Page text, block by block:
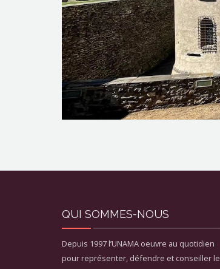
QUI SOMMES-NOUS
Depuis 1997 l’UNAMA oeuvre au quotidien
pour représenter, défendre et conseiller le